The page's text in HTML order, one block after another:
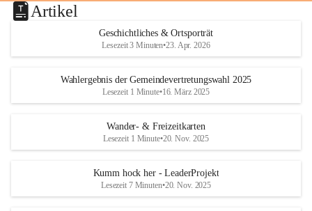
Artikel
Geschichtliches & Ortsporträt
Lesezeit 3 Minuten•23. Apr. 2026
Wahlergebnis der Gemeindevertretungswahl 2025
Lesezeit 1 Minute•16. März 2025
Wander- & Freizeitkarten
Lesezeit 1 Minute•20. Nov. 2025
Kumm hock her - LeaderProjekt
Lesezeit 7 Minuten•20. Nov. 2025